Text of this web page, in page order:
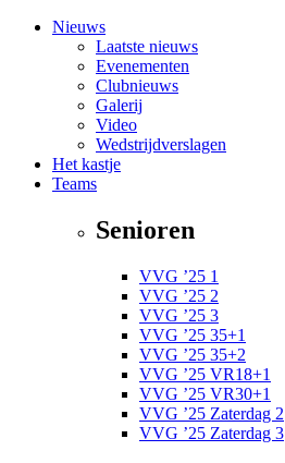
Nieuws
Laatste nieuws
Evenementen
Clubnieuws
Galerij
Video
Wedstrijdverslagen
Het kastje
Teams
Senioren
VVG ’25 1
VVG ’25 2
VVG ’25 3
VVG ’25 35+1
VVG ’25 35+2
VVG ’25 VR18+1
VVG ’25 VR30+1
VVG ’25 Zaterdag 2
VVG ’25 Zaterdag 3